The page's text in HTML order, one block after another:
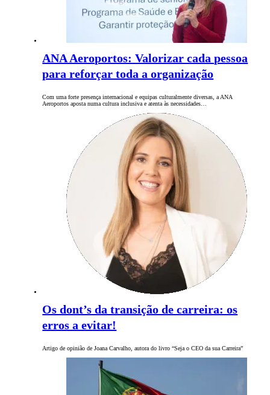
ANA Aeroportos: Valorizar cada pessoa
para reforçar toda a organização
Com uma forte presença internacional e equipas culturalmente diversas, a ANA
Aeroportos aposta numa cultura inclusiva e atenta às necessidades…
Os dont’s da transição de carreira: os
erros a evitar!
Artigo de opinião de Joana Carvalho, autora do livro “Seja o CEO da sua Carreira”